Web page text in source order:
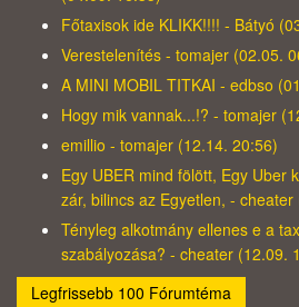
Főtaxisok ide KLIKK!!!! - Bátyó
Verestelenítés - tomajer (02.05.
A MINI MOBIL TITKAI - edbso
Hogy mik vannak...!? - tomajer
emillio - tomajer (12.14. 20:56)
Egy UBER mind fölött, Egy Uber
zár, bilincs az Egyetlen, -
Tényleg alkotmány ellenes e a
szabályozása? - cheater (12.09.
Legfrissebb 100 Fórumtéma